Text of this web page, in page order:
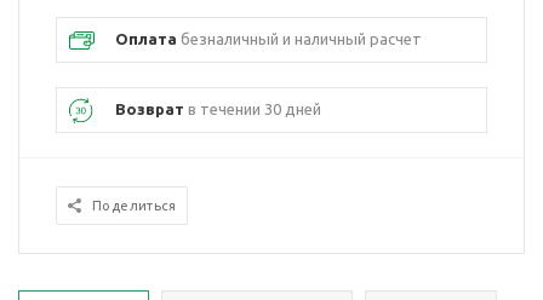
Оплата безналичный и наличный расчет
Возврат в течении 30 дней
Поделиться